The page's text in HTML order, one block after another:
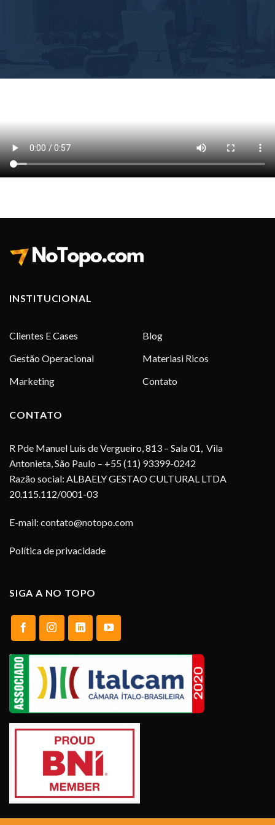
INSTITUCIONAL
Clientes E Cases
Gestão Operacional
Marketing
Blog
Materiasi Ricos
Contato
CONTATO
R Pde Manuel Luis de Vergueiro, 813 – Sala 01, Vila
Antonieta, São Paulo – +55 (11) 93399-0242
Razão social: ALBAELY GESTAO CULTURAL LTDA
20.115.112/0001-03
E-mail: contato@notopo.com
Política de privacidade
SIGA A NO TOPO